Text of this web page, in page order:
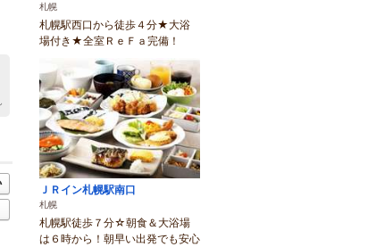
札幌
札幌駅西口から徒歩４分★大浴
場付き★全室ＲｅＦａ完備！
ＪＲイン札幌駅南口
札幌
札幌駅徒歩７分☆朝食＆大浴場
は６時から！朝早い出発でも安心